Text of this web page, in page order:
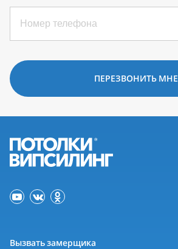
ПЕРЕЗВОНИТЬ МНЕ
Вызвать замерщика